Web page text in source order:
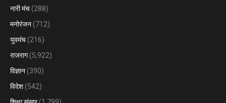
नारी मंच (288)
मनोरंजन (712)
युवमंच (216)
राजराग(5,922)
विज्ञान (390)
विदेश (542)